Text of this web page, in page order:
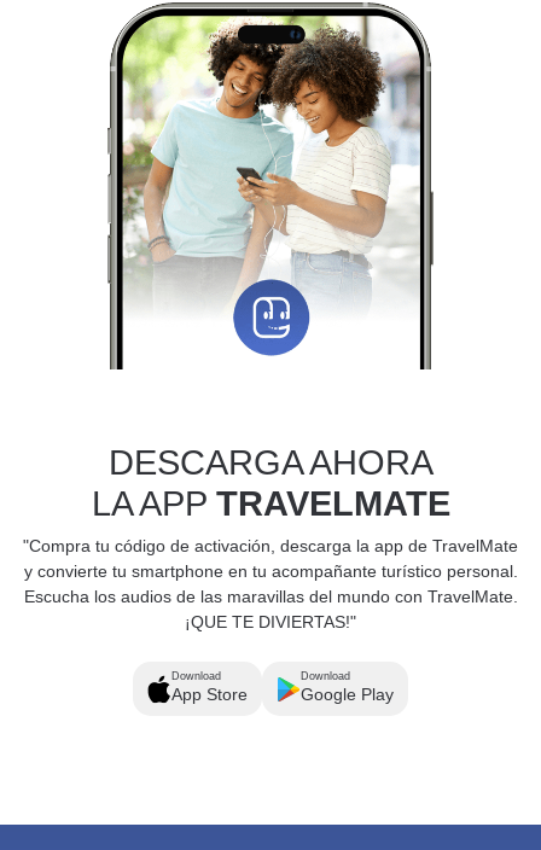
DESCARGA AHORA
LA APP TRAVELMATE
"Compra tu código de activación, descarga la app de TravelMate
y convierte tu smartphone en tu acompañante turístico personal.
Escucha los audios de las maravillas del mundo con TravelMate.
¡QUE TE DIVIERTAS!"
Download
App Store
Download
Google Play